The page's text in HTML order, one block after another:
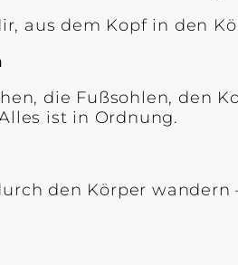
aus dem Kopf in den
die Fußsohlen, den
ist in Ordnung.
den Körper wandern